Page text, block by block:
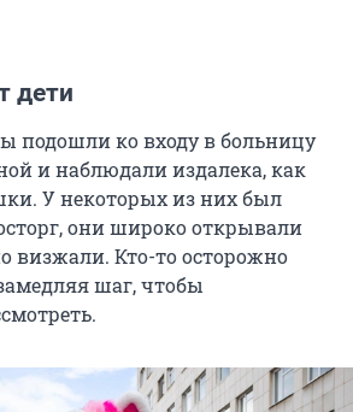
дети
подошли ко входу в больницу
и наблюдали издалека, как
У некоторых из них был
они широко открывали
визжали. Кто-то осторожно
шаг, чтобы